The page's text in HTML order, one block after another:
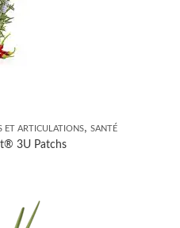
ET ARTICULATIONS, SANTÉ
3U Patchs